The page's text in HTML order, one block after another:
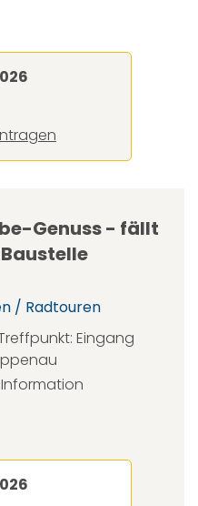
Genuss - fällt
/ Radtouren
Eingang